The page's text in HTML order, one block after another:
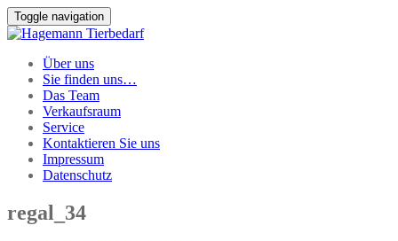
Toggle navigation
Über uns
Sie finden uns…
Das Team
Verkaufsraum
Service
Kontaktieren Sie uns
Impressum
Datenschutz
regal_34